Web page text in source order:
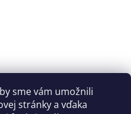
sme vám umožnili
stránky a vďaka
Novinky